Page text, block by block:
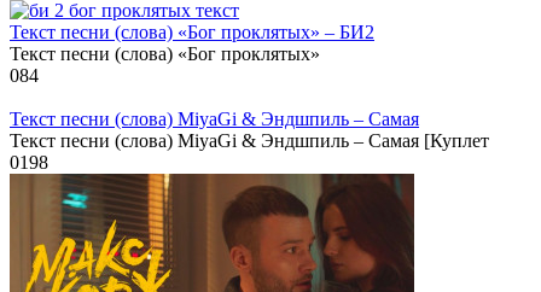
Текст песни (слова) «Бог проклятых» – БИ2
Текст песни (слова) «Бог проклятых»
084
Текст песни (слова) MiyaGi & Эндшпиль – Самая
Текст песни (слова) MiyaGi & Эндшпиль – Самая [Куплет
0198